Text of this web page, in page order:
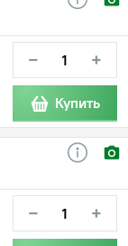
− +
Купить
− +